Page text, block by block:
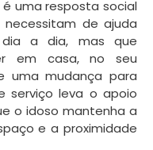
é uma resposta social
de ajuda
a dia, mas que
em casa, no seu
uma mudança para
serviço leva o apoio
o idoso mantenha a
e a proximidade